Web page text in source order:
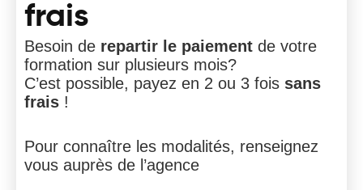
frais
Besoin de repartir le paiement de votre
formation sur plusieurs mois?
C’est possible, payez en 2 ou 3 fois sans
frais !
Pour connaître les modalités, renseignez
vous auprès de l’agence